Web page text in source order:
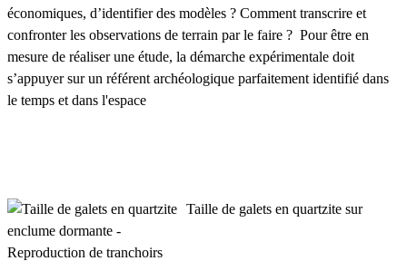
économiques, d’identifier des modèles ? Comment transcrire et
confronter les observations de terrain par le faire ? Pour être en
mesure de réaliser une étude, la démarche expérimentale doit
s’appuyer sur un référent archéologique parfaitement identifié dans
le temps et dans l'espace
Taille de galets en quartzite sur
enclume dormante -
Reproduction de tranchoirs